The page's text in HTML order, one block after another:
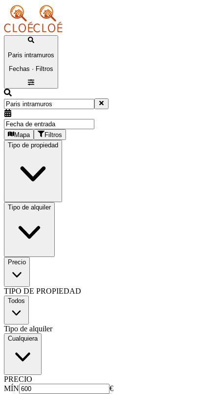
Paris intramuros
Fechas · Filtros
Mapa
Filtros
Tipo de propiedad
Tipo de alquiler
Precio
TIPO DE PROPIEDAD
Todos
Tipo de alquiler
Cualquiera
PRECIO
MÍN
€